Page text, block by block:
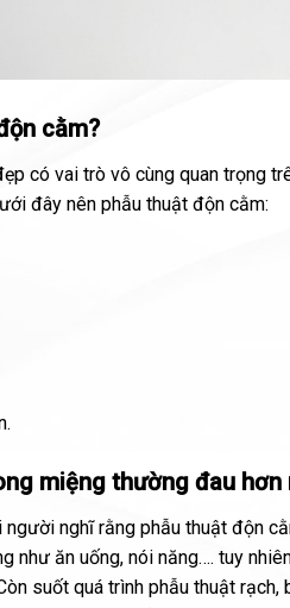
cằm?
có vai trò vô cùng quan trọng
đây nên phẫu thuật độn cằm:
miệng thường đau
nghĩ rằng phẫu thuật độn
như ăn uống, nói năng…. tuy
suốt quá trình phẫu thuật